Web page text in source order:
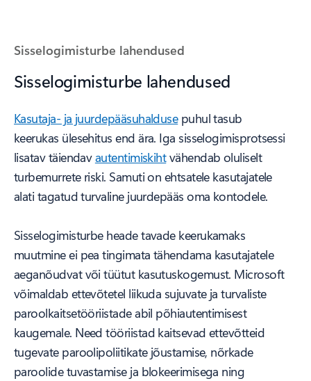
Sisselogimisturbe lahendused
Sisselogimisturbe lahendused
Kasutaja- ja juurdepääsuhaldusepuhul tasub
keerukas ülesehitus end ära. Iga sisselogimisprotsessi
lisatav täiendavautentimiskihtvähendab oluliselt
turbemurrete riski. Samuti on ehtsatele kasutajatele
alati tagatud turvaline juurdepääs oma kontodele.
Sisselogimisturbe heade tavade keerukamaks
muutmine ei pea tingimata tähendama kasutajatele
aeganõudvat või tüütut kasutuskogemust. Microsoft
võimaldab ettevõtetel liikuda sujuvate ja turvaliste
paroolkaitsetööriistade abil põhiautentimisest
kaugemale. Need tööriistad kaitsevad ettevõtteid
tugevate paroolipoliitikate jõustamise, nõrkade
paroolide tuvastamise ja blokeerimisega ning